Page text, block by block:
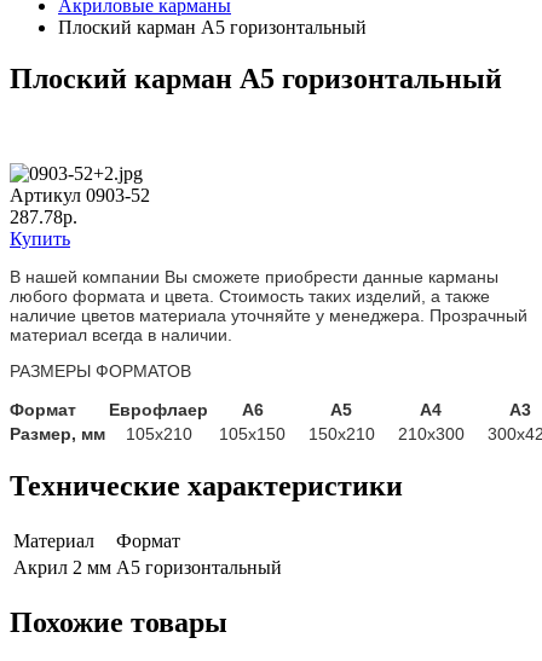
Акриловые карманы
Плоский карман А5 горизонтальный
Плоский карман А5 горизонтальный
Артикул 0903-52
287.78р.
Купить
В нашей компании Вы сможете приобрести данные карманы
любого формата и цвета. Стоимость таких изделий, а также
наличие цветов материала уточняйте у менеджера. Прозрачный
материал всегда в наличии.
РАЗМЕРЫ ФОРМАТОВ
Формат
Еврофлаер А6 А5 А4
А3
Размер, мм
105х210 105х150 150х210 210х300
Технические характеристики
Материал
Формат
Акрил 2 мм А5 горизонтальный
Похожие товары